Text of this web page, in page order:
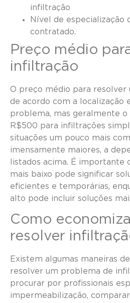
infiltração
Nível de especialização
contratado.
Preço médio
infiltração
O preço médio para resolver
de acordo com a localização
problema, mas geralmente o
R$500 para infiltrações
situações um pouco mais
imensamente maiores, a
listados acima. É importante
mais baixo pode significar
eficientes e temporárias,
alto pode incluir soluções
Como
resolver
Existem algumas maneiras
resolver um problema de
procurar por profissionais
impermeabilização,